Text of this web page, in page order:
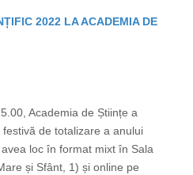
2022 LA ACADEMIA DE
Academia de Științe a
de totalizare a anului
loc în format mixt în Sala
și Sfânt, 1) și online pe